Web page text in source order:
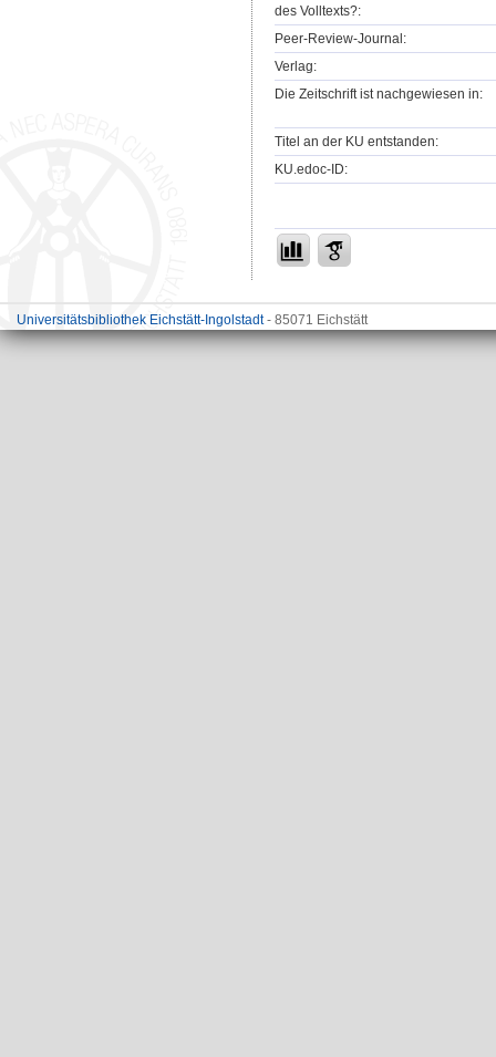
des Volltexts?:
Peer-Review-Journal:
Verlag:
Die Zeitschrift ist nachgewiesen in:
Titel an der KU entstanden:
KU.edoc-ID:
Universitätsbibliothek Eichstätt-Ingolstadt- 85071 Eichstätt